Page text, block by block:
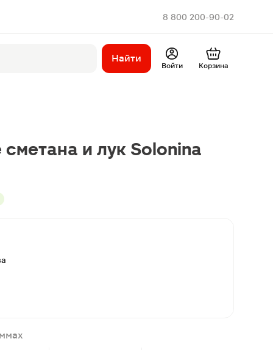
8 800 200-90-02
Найти
Войти Корзина
и лук Solonina